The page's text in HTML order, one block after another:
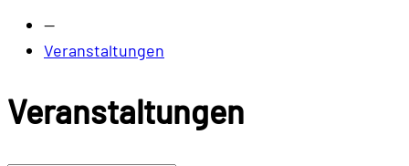
—
Veranstaltungen
Veranstaltungen